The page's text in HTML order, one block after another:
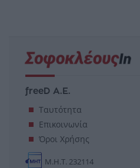
freeD Α.Ε.
Ταυτότητα
Επικοινωνία
Όροι Χρήσης
Μ.Η.Τ. 232114